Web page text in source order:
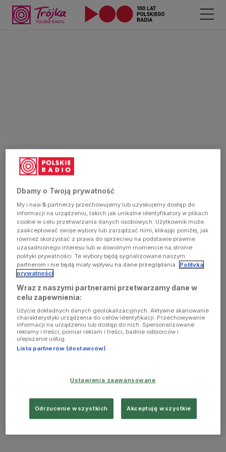
Dbamy o Twoją prywatność
My i nasi5 partnerzy przechowujemy lub uzyskujemy dostęp do
informacji na urządzeniu, takich jak unikalne identyfikatory w plikach
cookie w celu przetwarzania danych osobowych. Użytkownik może
zaakceptować swoje wybory lub zarządzać nimi, klikając poniżej, jak
również skorzystać z prawa do sprzeciwu na podstawie prawnie
uzasadnionego interesu lub w dowolnym momencie na stronie
polityki prywatności. Te wybory będą sygnalizowane naszym
partnerom i nie będą miały wpływu na dane przeglądania. Polityka
prywatności
Wraz z naszymi partnerami przetwarzamy dane w
celu zapewnienia:
Użycie dokładnych danych geolokalizacyjnych. Aktywne skanowanie
charakterystyki urządzenia do celów identyfikacji. Przechowywanie
informacji na urządzeniu lub dostęp do nich. Spersonalizowane
reklamy i treści, pomiar reklam i treści, badnie odbiorców i
ulepszanie usług.
Lista partnerów (dostawców)
Ustawienia zaawansowane
Odrzucenie wszystkich Akceptuję wszystkie